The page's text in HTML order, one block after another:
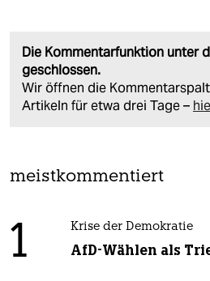
Die Kommentarfunktion unter
geschlossen.
Wir öffnen die
Artikeln für etwa drei Tage –
meistkommentiert
1 Krise der Demokratie
AfD-Wählen als